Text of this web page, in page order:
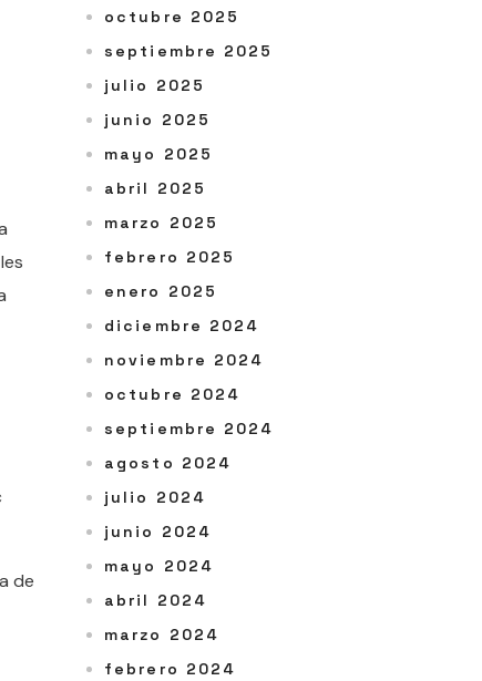
de
octubre 2025
septiembre 2025
julio 2025
junio 2025
mayo 2025
abril 2025
marzo 2025
febrero 2025
enero 2025
diciembre 2024
noviembre 2024
octubre 2024
septiembre 2024
agosto 2024
julio 2024
junio 2024
mayo 2024
abril 2024
marzo 2024
febrero 2024